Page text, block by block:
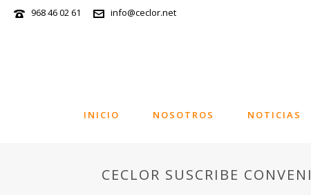
968 46 02 61 info@ceclor.net
INICIO NOSOTROS NOTICIAS
CECLOR SUSCRIBE